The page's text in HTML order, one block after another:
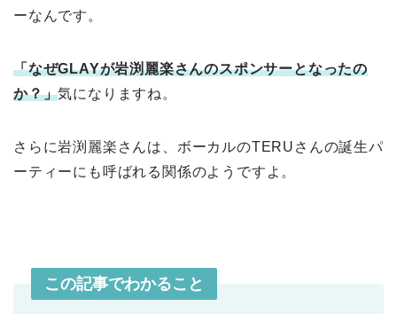
ーなんです。
「なぜGLAYが岩渕麗楽さんのスポンサーとなったの
か？」気になりますね。
さらに岩渕麗楽さんは、ボーカルのTERUさんの誕生パ
ーティーにも呼ばれる関係のようですよ。
この記事でわかること